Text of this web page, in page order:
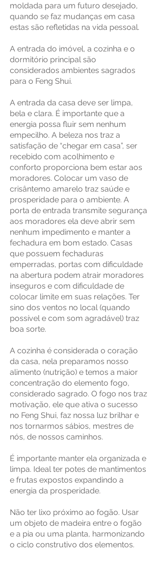
moldada para um futuro desejado,
quando se faz mudanças em casa
estas são refletidas na vida pessoal.
A entrada do imóvel, a cozinha e o
dormitório principal são
considerados ambientes sagrados
para o Feng Shui.
A entrada da casa deve ser limpa,
bela e clara. É importante que a
energia possa fluir sem nenhum
empecilho. A beleza nos traz a
satisfação de “chegar em casa”, ser
recebido com acolhimento e
conforto proporciona bem estar aos
moradores. Colocar um vaso de
crisântemo amarelo traz saúde e
prosperidade para o ambiente. A
porta de entrada transmite segurança
aos moradores ela deve abrir sem
nenhum impedimento e manter a
fechadura em bom estado. Casas
que possuem fechaduras
emperradas, portas com dificuldade
na abertura podem atrair moradores
inseguros e com dificuldade de
colocar limite em suas relações. Ter
sino dos ventos no local (quando
possível e com som agradável) traz
boa sorte.
A cozinha é considerada o coração
da casa, nela preparamos nosso
alimento (nutrição) e temos a maior
concentração do elemento fogo,
considerado sagrado. O fogo nos traz
motivação, ele que ativa o sucesso
no Feng Shui, faz nossa luz brilhar e
nos tornarmos sábios, mestres de
nós, de nossos caminhos.
É importante manter ela organizada e
limpa. Ideal ter potes de mantimentos
e frutas expostos expandindo a
energia da prosperidade.
Não ter lixo próximo ao fogão. Usar
um objeto de madeira entre o fogão
e a pia ou uma planta, harmonizando
o ciclo construtivo dos elementos.